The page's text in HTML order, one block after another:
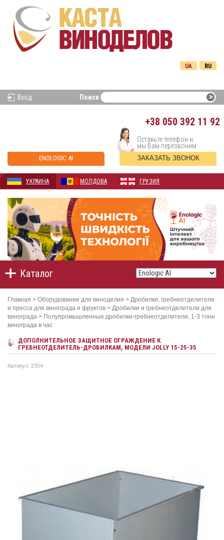
RU
UA
Вход Поиск
+38 050 392 11 92
ENOLOGIC AI
Оставьте телефон и
мы Вам перезвоним
ЗАКАЗАТЬ ЗВОНОК
УКРАИНА МОЛДОВА ГРУЗИЯ
Каталог
Главная > Оборудование для виноделия > Дробилки, гребнеотделители
и пресса для винограда и фруктов > Дробилки и гребнеотделители для
винограда > Полупромышленные дробилки-гребнеотделители, 1-3 тонн
винограда в час
ДОПОЛНИТЕЛЬНОЕ ЗАЩИТНОЕ ОГРАЖДЕНИЕ К
ГРЕБНЕОТДЕЛИТЕЛЬ-ДРОБИЛКАМ, МОДЕЛИ JOLLY 15-25-35
Артикул: 2354